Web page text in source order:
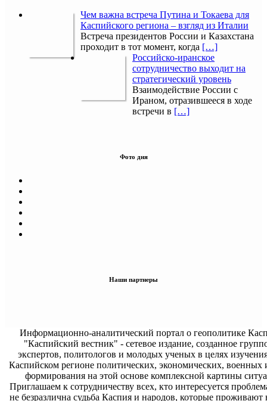
Чем важна встреча Путина и Токаева для
Каспийского региона – взгляд из Италии
Встреча президентов России и Казахстана
проходит в тот момент, когда […]
Российско-иранское
сотрудничество выходит на
стратегический уровень
Взаимодействие России с
Ираном, отразившееся в ходе
встречи в […]
Фото дня
Наши партнеры
Информационно-аналитический портал о геополитике
"Каспийский вестник" - сетевое издание, созданное
экспертов, политологов и молодых ученых в целях
Каспийском регионе политических, экономических, военных
формирования на этой основе комплексной картины
Приглашаем к сотрудничеству всех, кто интересуется
не безразлична судьба Каспия и народов, которые проживают